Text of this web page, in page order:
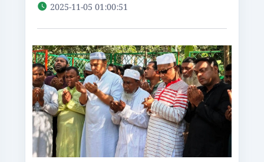
2025-11-05 01:00:51